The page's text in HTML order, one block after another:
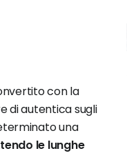
con la
di autentica sugli
una
le lunghe